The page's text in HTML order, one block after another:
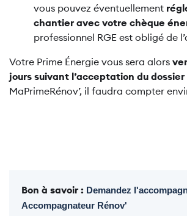
vous pouvez éventuellement
chantier avec votre chèque
professionnel RGE est obligé de
Votre Prime Énergie vous sera alors
jours suivant l’acceptation du
MaPrimeRénov’, il faudra compter
Bon à savoir : Demandez
Accompagnateur Rénov'